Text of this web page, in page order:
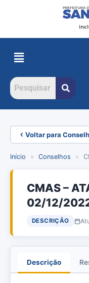
Voltar para
Início » Conselhos »
CMAS –
02/12/
DESCRIÇÃO
Descrição